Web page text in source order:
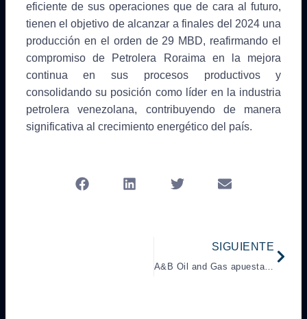
eficiente de sus operaciones que de cara al futuro,
tienen el objetivo de alcanzar a finales del 2024 una
producción en el orden de 29 MBD, reafirmando el
compromiso de Petrolera Roraima en la mejora
continua en sus procesos productivos y
consolidando su posición como líder en la industria
petrolera venezolana, contribuyendo de manera
significativa al crecimiento energético del país.
SIGUIENTE
A&B Oil and Gas apuesta a mejorar la producción energética nacional desde petrolera Roraima